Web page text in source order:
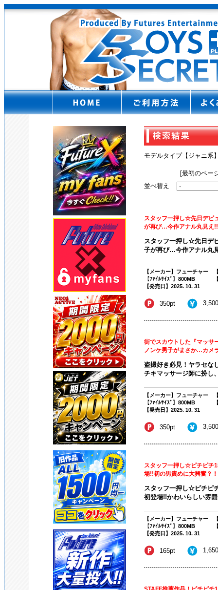
モデルタイプ【ジャニ
[最初のペー
並べ替え
スタッフ一押し☆先日デビ
が再び…今作アナル丸見え
スタッフ一押し☆先日デ
子が再び…今作アナル丸
【メーカー】フューチャー
【ﾌｧｲﾙｻｲｽﾞ】800MB
【発売日】2025. 10. 31
350pt
街でスカウトした『マッサ
ノンケ男子がまさか…カメ
盗撮好き必見！ヤラセな
チキマッサージ師に扮し
【メーカー】フューチャー
【ﾌｧｲﾙｻｲｽﾞ】800MB
【発売日】2025. 10. 31
350pt
スタッフ一押し☆ピチピチ
場!!初の男責めに大興奮？
スタッフ一押し☆ピチピ
初登場!!かわいらしい雰
【メーカー】フューチャー
【ﾌｧｲﾙｻｲｽﾞ】800MB
【発売日】2025. 10. 31
165pt